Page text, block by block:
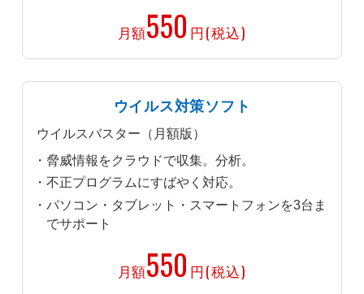
月額550 円(税込)
ウイルス対策ソフト
ウイルスバスター（月額版）
脅威情報をクラウドで収集。分析。
不正プログラムにすばやく対応。
パソコン・タブレット・スマートフォンを3台ま
でサポート
月額550 円(税込)